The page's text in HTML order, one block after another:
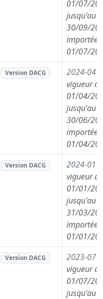
01/07/
jusqu'au
30/09/
importée
01/07/
Version DACG 2024-04
vigueur
01/04/
jusqu'au
30/06/
importée
01/04/
Version DACG 2024-01
vigueur
01/01/
jusqu'au
31/03/
importée
01/01/
Version DACG 2023-07
vigueur
01/07/
jusqu'au